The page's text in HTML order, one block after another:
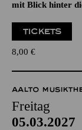
Zweistündiger
mit Blick hinter
8,00 €
AALTO